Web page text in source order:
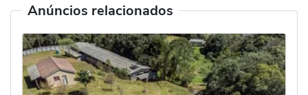
Anúncios relacionados